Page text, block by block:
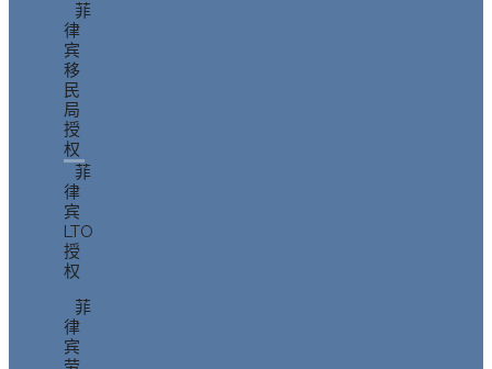
菲
律
宾
移
民
局
授
权
菲
律
宾
LTO
授
权
菲
律
宾